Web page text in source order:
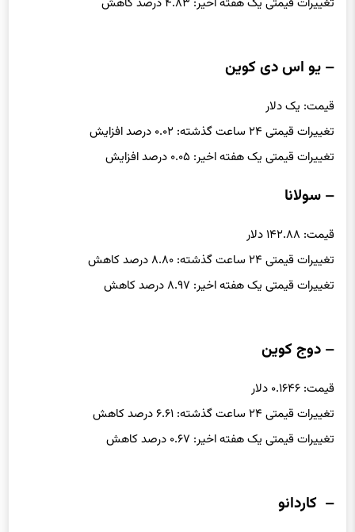
– یو اس دی کوین
قیمت: یک دلار
تغییرات قیمتی ۲۴ ساعت گذشته: ۰.۰۲ درصد افزایش
تغییرات قیمتی یک هفته اخیر: ۰.۰۵ درصد افزایش
– سولانا
قیمت: ۱۴۲.۸۸ دلار
تغییرات قیمتی ۲۴ ساعت گذشته: ۸.۸۰ درصد کاهش
تغییرات قیمتی یک هفته اخیر: ۸.۹۷ درصد کاهش
– دوج کوین
قیمت: ۰.۱۶۴۶ دلار
تغییرات قیمتی ۲۴ ساعت گذشته: ۶.۶۱ درصد کاهش
تغییرات قیمتی یک هفته اخیر: ۰.۶۷ درصد کاهش
– کاردانو